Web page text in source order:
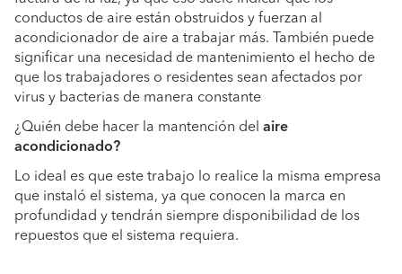
conductos de aire están obstruidos y fuerzan al
acondicionador de aire a trabajar más. También puede
significar una necesidad de mantenimiento el hecho de
que los trabajadores o residentes sean afectados por
virus y bacterias de manera constante
¿Quién debe hacer la mantención del aire
acondicionado?
Lo ideal es que este trabajo lo realice la misma empresa
que instaló el sistema, ya que conocen la marca en
profundidad y tendrán siempre disponibilidad de los
repuestos que el sistema requiera.